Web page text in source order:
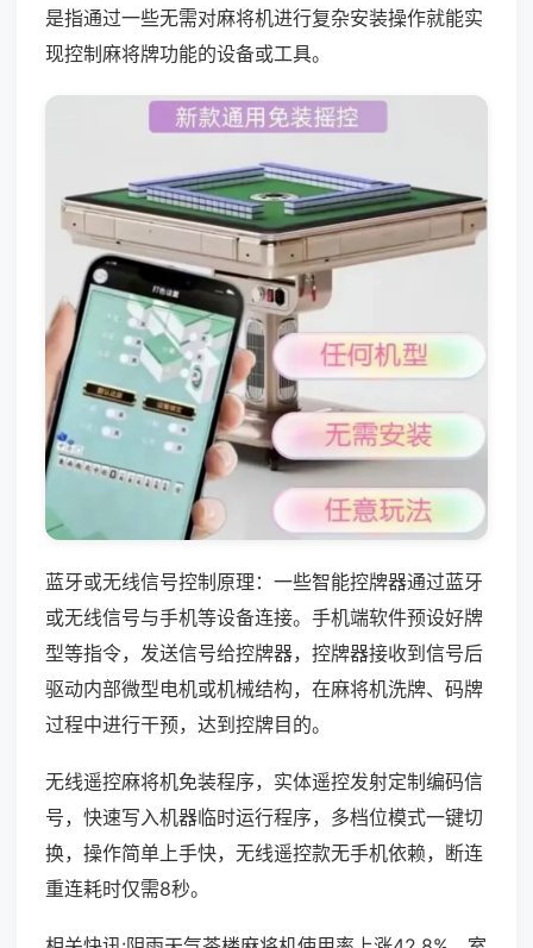
是指通过一些无需对麻将机进行复杂安装操作就能实
现控制麻将牌功能的设备或工具。
蓝牙或无线信号控制原理：一些智能控牌器通过蓝牙
或无线信号与手机等设备连接。手机端软件预设好牌
型等指令，发送信号给控牌器，控牌器接收到信号后
驱动内部微型电机或机械结构，在麻将机洗牌、码牌
过程中进行干预，达到控牌目的。
无线遥控麻将机免装程序，实体遥控发射定制编码信
号，快速写入机器临时运行程序，多档位模式一键切
换，操作简单上手快，无线遥控款无手机依赖，断连
重连耗时仅需8秒。